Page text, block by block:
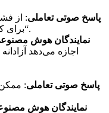
پاسخ صوتی تعاملی: از
“برای کارت بدهی 1 را فشار دهید”).
نمایندگان هوش
اجازه می‌دهد
پاسخ صوتی تعاملی:
نمایندگان هوش